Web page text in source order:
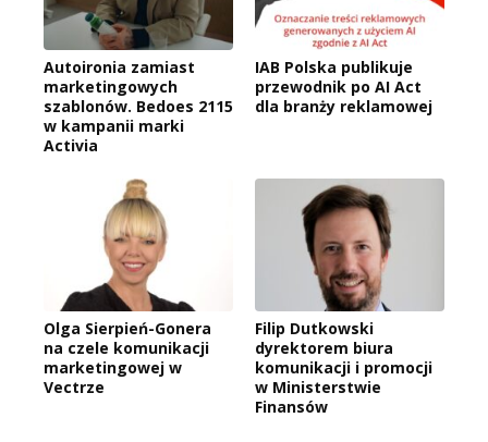
Autoironia zamiast
marketingowych
szablonów. Bedoes 2115
w kampanii marki
Activia
IAB Polska publikuje
przewodnik po AI Act
dla branży reklamowej
Olga Sierpień-Gonera
na czele komunikacji
marketingowej w
Vectrze
Filip Dutkowski
dyrektorem biura
komunikacji i promocji
w Ministerstwie
Finansów